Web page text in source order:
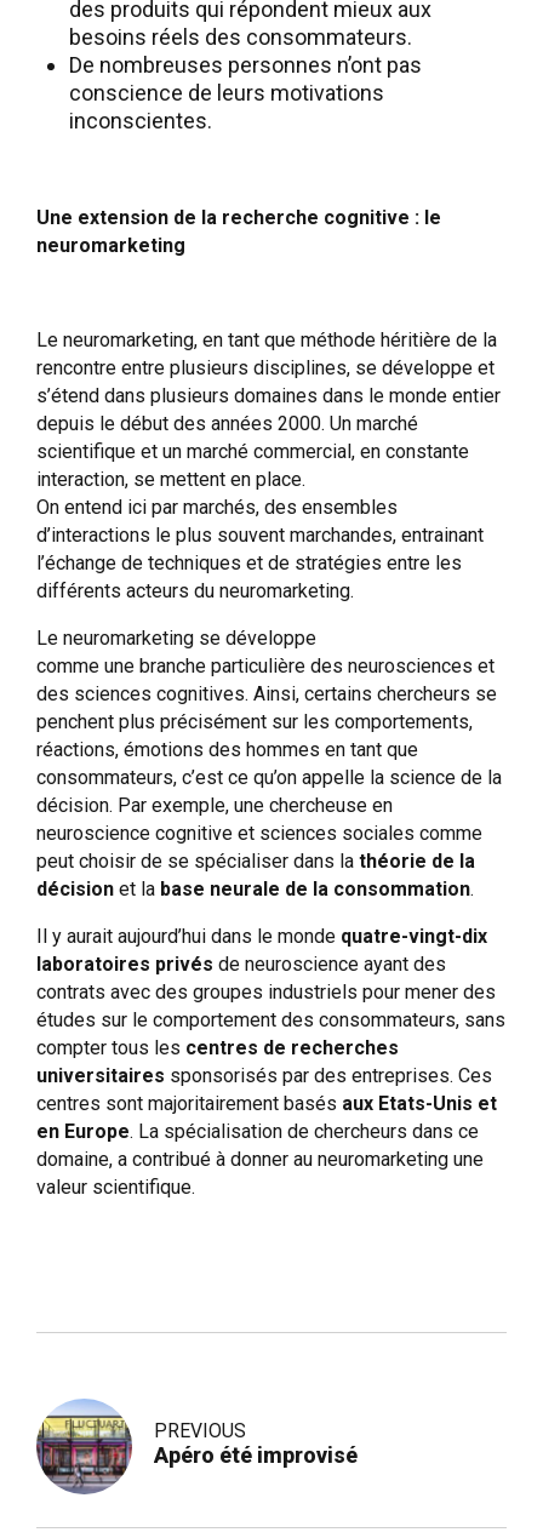
des produits qui répondent mieux aux
besoins réels des consommateurs.
De nombreuses personnes n’ont pas
conscience de leurs motivations
inconscientes.
Une extension de la recherche cognitive : le
neuromarketing
Le neuromarketing, en tant que méthode héritière de la
rencontre entre plusieurs disciplines, se développe et
s’étend dans plusieurs domaines dans le monde entier
depuis le début des années 2000. Un marché
scientifique et un marché commercial, en constante
interaction, se mettent en place.
On entend ici par marchés, des ensembles
d’interactions le plus souvent marchandes, entrainant
l’échange de techniques et de stratégies entre les
différents acteurs du neuromarketing.
Le neuromarketing se développe
comme une branche particulière des neurosciences et
des sciences cognitives. Ainsi, certains chercheurs se
penchent plus précisément sur les comportements,
réactions, émotions des hommes en tant que
consommateurs, c’est ce qu’on appelle la science de la
décision. Par exemple, une chercheuse en
neuroscience cognitive et sciences sociales comme
peut choisir de se spécialiser dans la théorie de la
décision et la base neurale de la consommation.
Il y aurait aujourd’hui dans le monde quatre-vingt-dix
laboratoires privés de neuroscience ayant des
contrats avec des groupes industriels pour mener des
études sur le comportement des consommateurs, sans
compter tous les centres de recherches
universitaires sponsorisés par des entreprises. Ces
centres sont majoritairement basés aux Etats-Unis et
en Europe. La spécialisation de chercheurs dans ce
domaine, a contribué à donner au neuromarketing une
valeur scientifique.
PREVIOUS
Apéro été improvisé